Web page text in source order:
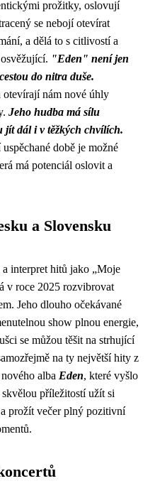
prožitky, oslovují
se nebojí otevírat
a dělá to s citlivostí a
"Eden" není jen
do nitra duše.
otevírají nám nové úhly
Jeho hudba má sílu
jít dál i v těžkých chvílích.
době je možné
má potenciál oslovit a
a Slovensku
interpret hitů jako „Moje
v roce 2025 rozvibrovat
Jeho dlouho očekávané
show plnou energie,
se můžou těšit na strhující
na ty největší hity z
alba Eden, které vyšlo
příležitostí užít si
prožít večer plný pozitivní